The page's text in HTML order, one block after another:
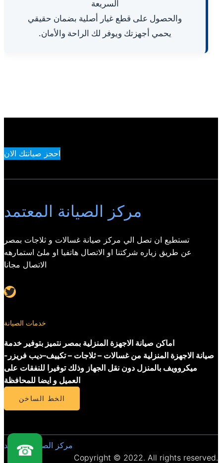
السريعة
والحصول على قطع غيار أصلية بضمان حقيقي
يحمي أجهزتك ويوفر لك الراحة والأمان.
احجز صيانتك الان
مركز الصيانة المعتمد
تستطيع ان تصل الي مركز صيانة غسالات و ثلاجات بمصر
عن طريق زياره شركتنا او الاتصال هاتفيا او ملئ استمارهه
الاتصال مجانا
Twitter
خدمات الصيانة
اماكن صيانة الاجهزة المنزلية بمصر نتميز بتوفير خدمة
صيانة الاجهزة المنزلية من غسالات – ثلاجات – تكييف–ديب فريزر-
ميكروويف بالمنزل دون نقل الجهاز وذلك توفيرا للنفقات على
العميل و ايضا للمحافظة
الخط الساخن
مركز الصيانة المعتمد
Copyright © 2022. All rights reserved.
☎